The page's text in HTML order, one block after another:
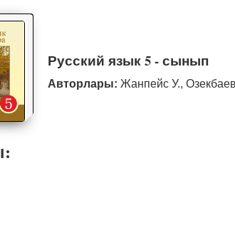
Русский язык 5 - сынып
Авторлары: Жанпейс У.,